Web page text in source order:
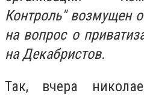
Контроль" возмущен
на вопрос о
на Декабристов.
Так, вчера